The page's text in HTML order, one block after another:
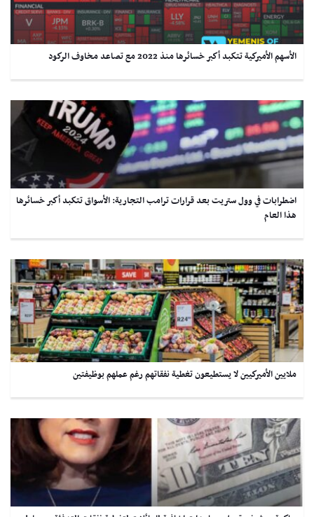
الأسهم الأميركية تتكبد أكبر خسائرها منذ 2022 مع تصاعد مخاوف الركود
اضطرابات في وول ستريت بعد قرارات ترامب التجارية: الأسواق تتكبد أكبر خسائرها
هذا العام
ملايين الأميركيين لا يستطيعون تغطية نفقاتهم رغم عملهم بوظيفتين